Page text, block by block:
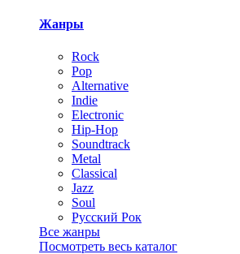
Жанры
Rock
Pop
Alternative
Indie
Electronic
Hip-Hop
Soundtrack
Metal
Classical
Jazz
Soul
Русский Рок
Все жанры
Посмотреть весь каталог